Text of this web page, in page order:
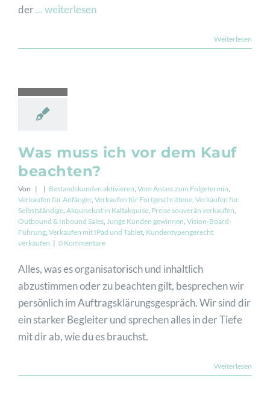
der... weiterlesen
Weiterlesen
Was muss ich vor dem Kauf
beachten?
Von | | Bestandskunden aktivieren, Vom Anlass zum Folgetermin,
Verkaufen für Anfänger, Verkaufen für Fortgeschrittene, Verkaufen für
Selbstständige, Akquiselust in Kaltakquise, Preise souverän verkaufen,
Outbound & Inbound Sales, Junge Kunden gewinnen, Vision-Board-
Führung, Verkaufen mit IPad und Tablet, Kundentypengerecht
verkaufen | 0 Kommentare
Alles, was es organisatorisch und inhaltlich
abzustimmen oder zu beachten gilt, besprechen wir
persönlich im Auftragsklärungsgespräch. Wir sind dir
ein starker Begleiter und sprechen alles in der Tiefe
mit dir ab, wie du es brauchst.
Weiterlesen